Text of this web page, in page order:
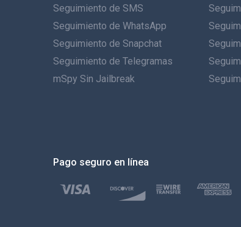
Seguimiento de SMS
Seguimiento de WhatsApp
Seguimiento de Snapchat
Seguimiento de Telegramas
mSpy Sin Jailbreak
Pago seguro en línea